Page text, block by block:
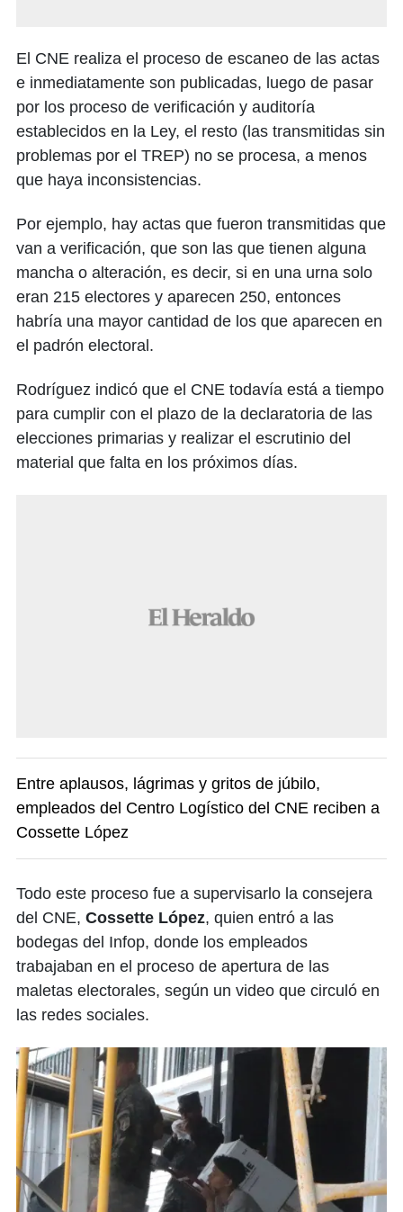
El CNE realiza el proceso de escaneo de las actas
e inmediatamente son publicadas, luego de pasar
por los proceso de verificación y auditoría
establecidos en la Ley, el resto (las transmitidas sin
problemas por el TREP) no se procesa, a menos
que haya inconsistencias.
Por ejemplo, hay actas que fueron transmitidas que
van a verificación, que son las que tienen alguna
mancha o alteración, es decir, si en una urna solo
eran 215 electores y aparecen 250, entonces
habría una mayor cantidad de los que aparecen en
el padrón electoral.
Rodríguez indicó que el CNE todavía está a tiempo
para cumplir con el plazo de la declaratoria de las
elecciones primarias y realizar el escrutinio del
material que falta en los próximos días.
Entre aplausos, lágrimas y gritos de júbilo,
empleados del Centro Logístico del CNE reciben a
Cossette López
Todo este proceso fue a supervisarlo la consejera
del CNE, Cossette López, quien entró a las
bodegas del Infop, donde los empleados
trabajaban en el proceso de apertura de las
maletas electorales, según un video que circuló en
las redes sociales.